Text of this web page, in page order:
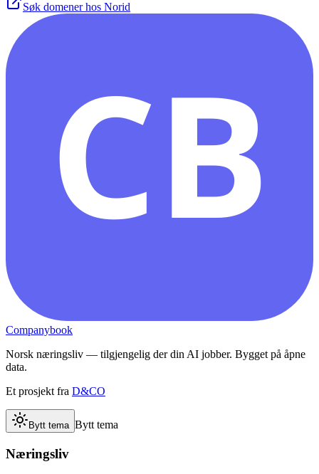
Søk domener hos Norid
CB
Companybook
Norsk næringsliv — tilgjengelig der din AI jobber. Bygget på åpne
data.
Et prosjekt fra D&CO
Bytt tema Bytt tema
Næringsliv